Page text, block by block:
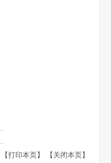
【打印本页】 【关闭本页】